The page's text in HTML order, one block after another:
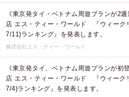
《東京発タイ・ベトナム周遊プランが2
店 エス・ティー・ワールド 『ウィーク
7/11)ランキング』を発表します。
株式会社エス・ティー・ワールド
《東京発タイ、ベトナム周遊プランが
店 エス・ティー・ワールド 『ウィーク
7/4)ランキング』を発表します。